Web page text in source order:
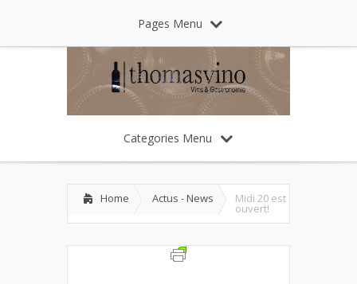
Pages Menu
Categories Menu
Home Actus - News Midi 20 est
ouvert!